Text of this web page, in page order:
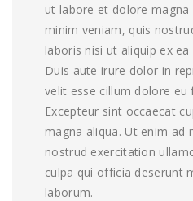
ut labore et dolore magna
minim veniam, quis
laboris nisi ut aliquip ex
Duis aute irure dolor in
velit esse cillum dolore eu
Excepteur sint occaecat
magna aliqua. Ut enim ad
nostrud exercitation
culpa qui officia deserunt
laborum.